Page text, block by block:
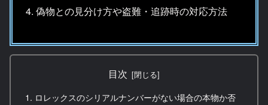
偽物との見分け方や盗難・追跡時の対応方法
目次
ロレックスのシリアルナンバーがない場合の本物か否